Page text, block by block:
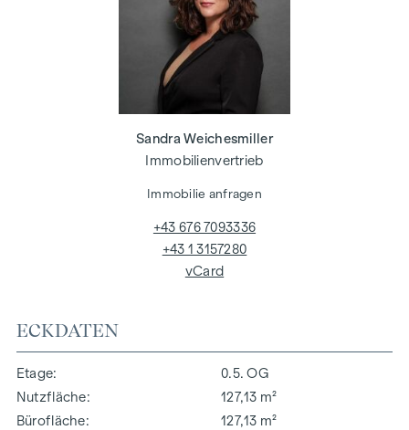
ECKDATEN
Etage
0.5. OG
Nutzfläche
127,13 m²
Bürofläche
127,13 m²
Sandra Weichesmiller
Immobilienvertrieb
Immobilie anfragen
+43 676 7093336
+43 1 3157280
vCard